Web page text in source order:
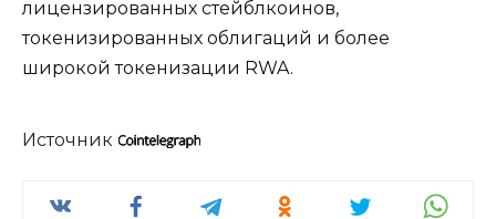
лицензированных стейблкоинов,
токенизированных облигаций и более
широкой токенизации RWA.
Источник